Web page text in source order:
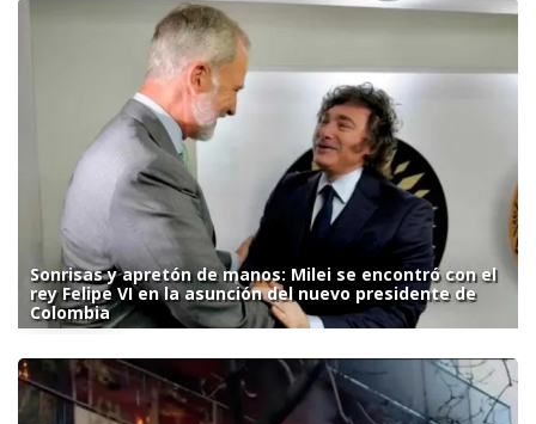
Sonrisas y apretón de manos: Milei se encontró con el
rey Felipe VI en la asunción del nuevo presidente de
Colombia